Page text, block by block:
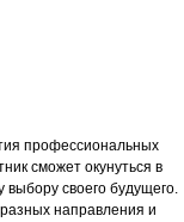
профессиональных
сможет окунуться в
своего будущего.
направления и